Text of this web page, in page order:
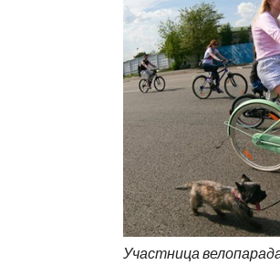
Участница